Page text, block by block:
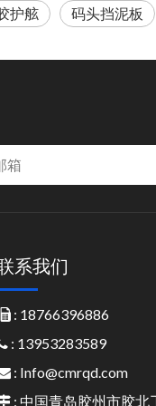
护舷 码头挡泥板
系我们
: 18766396886
: 13953283589
: Info@cmrqd.com
: 中国青岛胶州市胶北